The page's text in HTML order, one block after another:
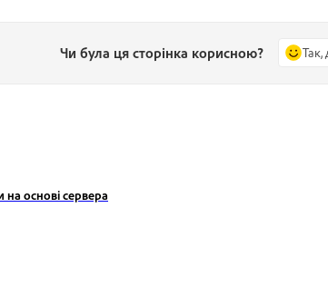
Чи була ця сторінка корисною? Так,
на основі сервера